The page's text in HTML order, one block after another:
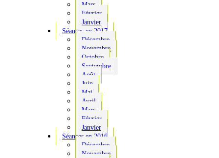
Mars
Février
Janvier
Séances en 2017
Décembre
Novembre
Octobre
Septembre
Août
Juin
Mai
Avril
Mars
Février
Janvier
Séances en 2016
Décembre
Novembre